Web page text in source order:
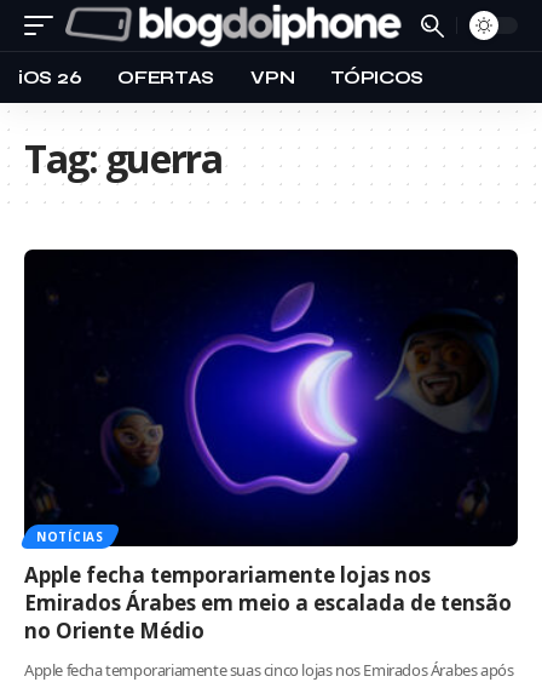
iOS 26 OFERTAS VPN TÓPICOS
Tag:guerra
NOTÍCIAS
Apple fecha temporariamente lojas nos
Emirados Árabes em meio a escalada de tensão
no Oriente Médio
Apple fecha temporariamente suas cinco lojas nos Emirados Árabes após